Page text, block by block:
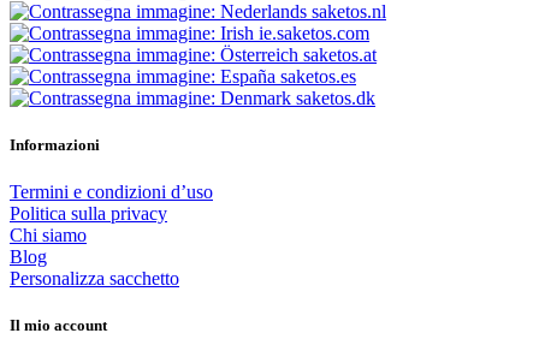
saketos.nl
ie.saketos.com
saketos.at
saketos.es
saketos.dk
Informazioni
Termini e condizioni d’uso
Politica sulla privacy
Chi siamo
Blog
Personalizza sacchetto
Il mio account